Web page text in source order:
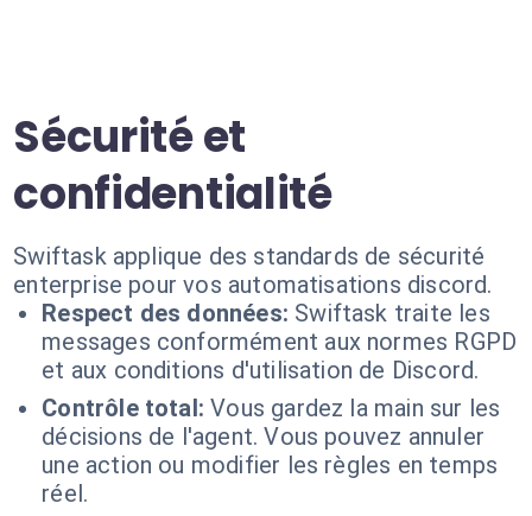
Sécurité et
confidentialité
Swiftask applique des standards de sécurité
enterprise pour vos automatisations discord.
Respect des données: Swiftask traite les
messages conformément aux normes RGPD
et aux conditions d'utilisation de Discord.
Contrôle total: Vous gardez la main sur les
décisions de l'agent. Vous pouvez annuler
une action ou modifier les règles en temps
réel.